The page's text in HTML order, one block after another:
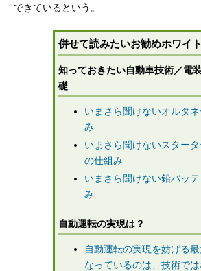
できているという。
併せて読みたいお勧めホワイ
知っておきたい自動車技術／電
礎
いまさら聞けないオルタ
み
いまさら聞けないスター
の仕組み
いまさら聞けない鉛バッ
み
自動運転の実現は？
自動運転の実現を妨げる
なっているのは、技術では